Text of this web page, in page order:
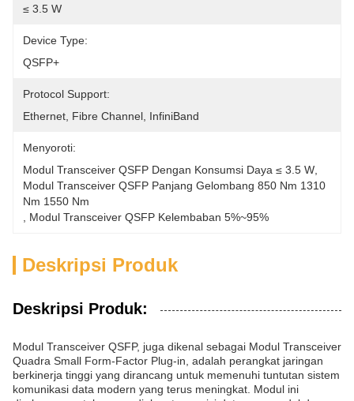
≤ 3.5 W
Device Type:
QSFP+
Protocol Support:
Ethernet, Fibre Channel, InfiniBand
Menyoroti:
Modul Transceiver QSFP Dengan Konsumsi Daya ≤ 3.5 W
Modul Transceiver QSFP Panjang Gelombang 850 Nm 1310
Nm 1550 Nm
Modul Transceiver QSFP Kelembaban 5%~95%
Deskripsi Produk
Deskripsi Produk:
Modul Transceiver QSFP, juga dikenal sebagai Modul Transceiver
Quadra Small Form-Factor Plug-in, adalah perangkat jaringan
berkinerja tinggi yang dirancang untuk memenuhi tuntutan sistem
komunikasi data modern yang terus meningkat. Modul ini